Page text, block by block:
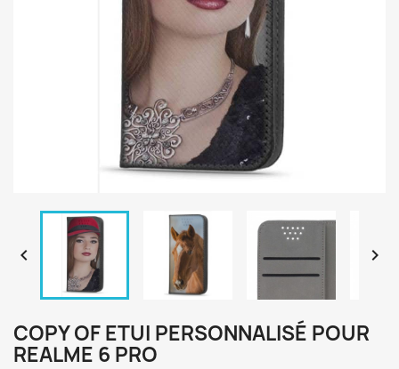
 
COPY OF ETUI PERSONNALISÉ POUR
REALME 6 PRO